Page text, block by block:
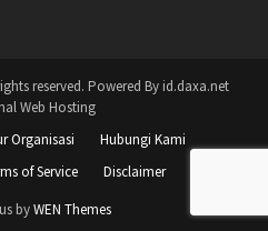
reserved. Powered By id.daxa.net
Web Hosting
Organisasi
Hubungi Kami
of Service
Disclaimer
byWEN Themes